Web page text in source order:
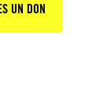
UN DON